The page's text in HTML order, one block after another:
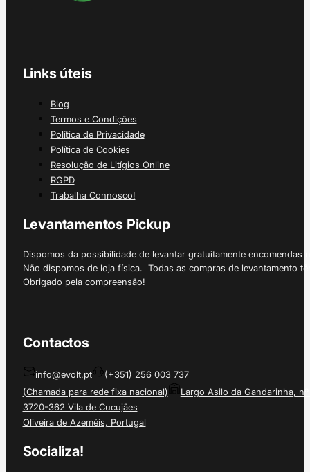
Links úteis
Blog
Termos e Condições
Política de Privacidade
Política de Cookies
Resolução de Litígios Online
RGPD
Trabalha Connosco!
Levantamentos Pickup
Dispomos da possibilidade de levantar gratuitamente
Não dispomos de loja física. Todas as compras de levantamento
Obrigado pela compreensão!
Contactos
info@evolt.pt
(+351) 256 003 737
(Chamada para rede fixa nacional)
Largo Asilo da Gandarinha, nº
3720-362 Vila de Cucujães
Oliveira de Azeméis, Portugal
Socializa!